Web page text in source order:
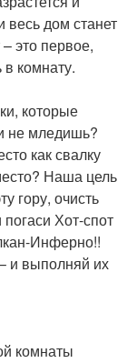
весь дом станет
это первое,
в комнату.
которые
не мледишь?
как свалку
Наша цель
гору, очисть
Хот-спот
Инферно!!
и выполняй их
комнаты